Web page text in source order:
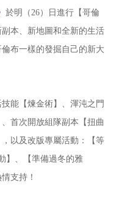
於明（26）日進行【哥倫
本、新地圖和全新的生活
布一樣的發掘自己的新大
能【煉金術】、渾沌之門
首次開放組隊副本【扭曲
以及改版專屬活動：【等
】、【準備過冬的雅
支持！